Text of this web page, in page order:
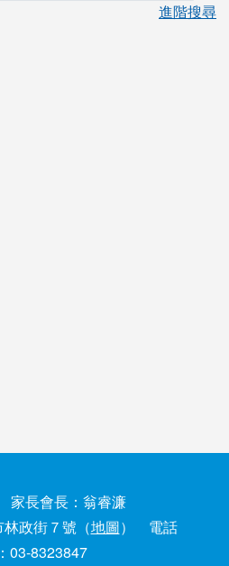
進階搜尋
家長會長：翁睿濂
政街７號（地圖） 電話
03-8323847